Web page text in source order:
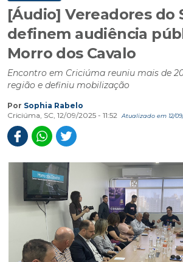
[Áudio] Vereadores do
definem audiência
Morro dos Cavalo
Encontro em Criciúma reuniu mais de
região e definiu mobilização
Por Sophia Rabelo
Criciúma, SC, 12/09/2025 - 11:52
Atualizado em 12/09/